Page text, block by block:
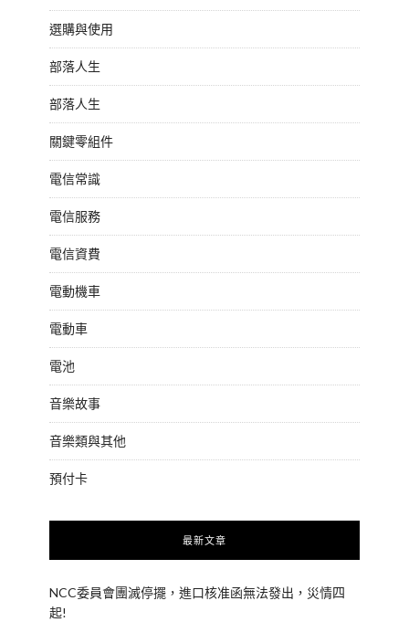
選購與使用
部落人生
部落人生
關鍵零組件
電信常識
電信服務
電信資費
電動機車
電動車
電池
音樂故事
音樂類與其他
預付卡
最新文章
NCC委員會團滅停擺，進口核准函無法發出，災情四
起!